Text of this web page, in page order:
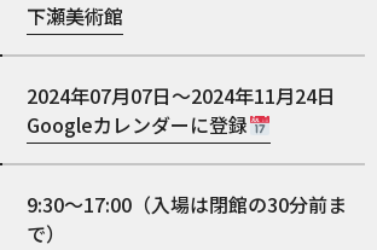
下瀬美術館
2024年07月07日～2024年11月24日
Googleカレンダーに登録
9:30～17:00（入場は閉館の30分前ま
で）